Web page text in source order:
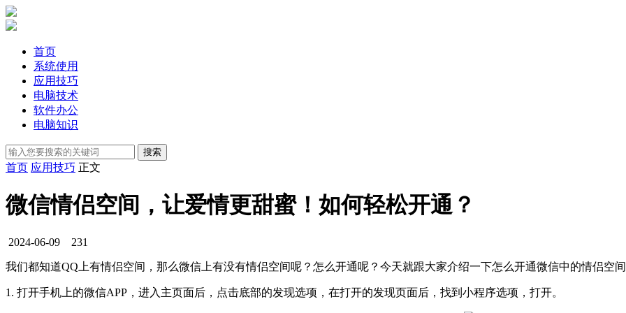
首页
系统使用
应用技巧
电脑技术
软件办公
电脑知识
首页 应用技巧 正文
微信情侣空间，让爱情更甜蜜！如何轻松开通？
2024-06-09 231
我们都知道QQ上有情侣空间，那么微信上有没有情侣空间呢？怎么开通呢？今天就跟大家介绍一下怎么开通微信中的情侣空间
1. 打开手机上的微信APP，进入主页面后，点击底部的发现选项，在打开的发现页面后，找到小程序选项，打开。